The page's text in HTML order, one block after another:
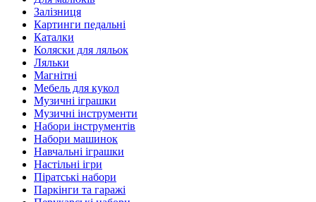
Залізниця
Картинги педальні
Каталки
Коляски для ляльок
Ляльки
Магнітні
Мебель для кукол
Музичні іграшки
Музичні інструменти
Набори інструментів
Набори машинок
Навчальні іграшки
Настільні ігри
Піратські набори
Паркінги та гаражі